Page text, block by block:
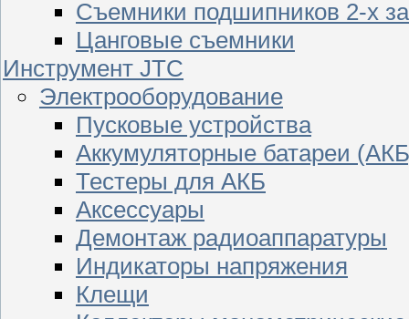
Съемники подшипников 2-х
Цанговые съемники
Инструмент JTC
Электрооборудование
Пусковые устройства
Аккумуляторные батареи
Тестеры для АКБ
Аксессуары
Демонтаж радиоаппаратуры
Индикаторы напряжения
Клещи